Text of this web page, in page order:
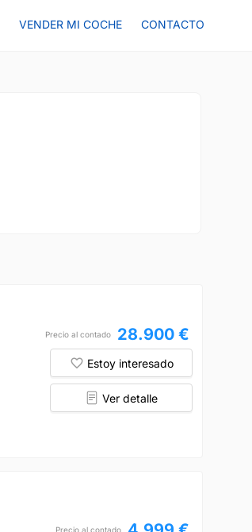
VENDER MI COCHE CONTACTO
Precio al contado 28.900 €
Estoy interesado
Ver detalle
Precio al contado